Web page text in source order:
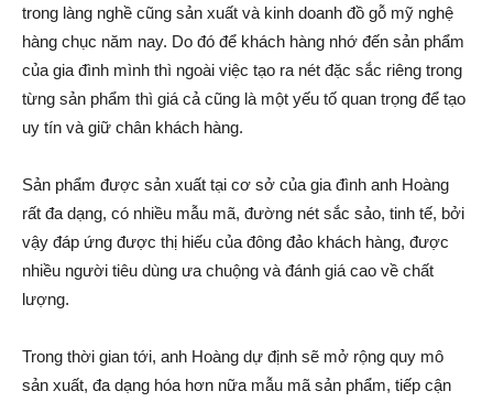
trong làng nghề cũng sản xuất và kinh doanh đồ gỗ mỹ nghệ
hàng chục năm nay. Do đó để khách hàng nhớ đến sản phẩm
của gia đình mình thì ngoài việc tạo ra nét đặc sắc riêng trong
từng sản phẩm thì giá cả cũng là một yếu t‌ố quan trọng để tạo
uy tín và giữ chân khách hàng.
Sản phẩm được sản xuất tại cơ sở của gia đình anh Hoàng
rất đa dạng, có nhiều mẫu mã, đường nét sắc sảo, tinh tế, bởi
vậy đáp ứng được thị hiếu của đông đảo khách hàng, được
nhiều người tiêu dùng ưa chuộng và đánh giá cao về chất
lượng.
Trong thời gian tới, anh Hoàng dự định sẽ mở rộng quy mô
sản xuất, đa dạng hóa hơn nữa mẫu mã sản phẩm, tiếp cận